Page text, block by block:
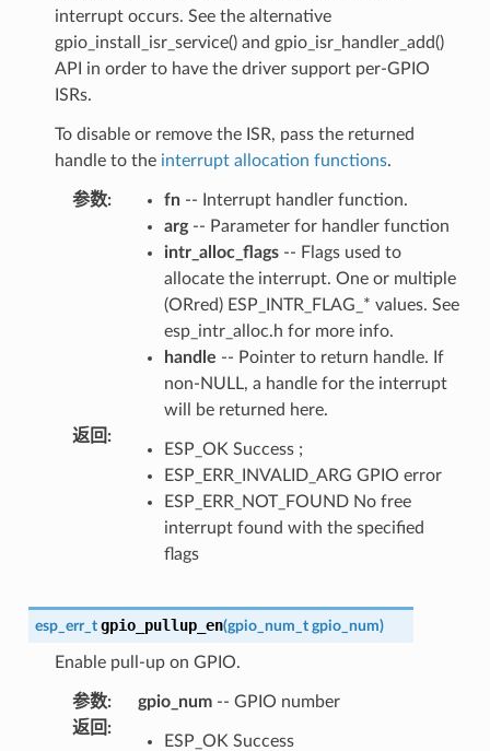
interrupt occurs. See the alternative
gpio_install_isr_service() and gpio_isr_handler_add()
API in order to have the driver support per-GPIO
ISRs.
To disable or remove the ISR, pass the returned
handle to the interrupt allocation functions.
参数: fn-- Interrupt handler function.
arg-- Parameter for handler function
intr_alloc_flags-- Flags used to
allocate the interrupt. One or multiple
(ORred) ESP_INTR_FLAG_* values. See
esp_intr_alloc.h for more info.
handle -- Pointer to return handle. If
non-NULL, a handle for the interrupt
will be returned here.
返回 :
ESP_OK Success ;
ESP_ERR_INVALID_ARG GPIO error
ESP_ERR_NOT_FOUND No free
interrupt found with the specified
flags
esp_err_t gpio_pullup_en(gpio_num_t gpio_num)
Enable pull-up on GPIO.
参数: gpio_num-- GPIO number
返回 :
ESP_OK Success